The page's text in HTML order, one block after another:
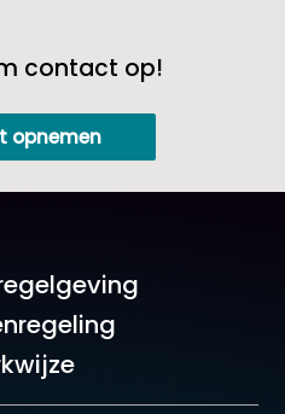
contact op!
opnemen